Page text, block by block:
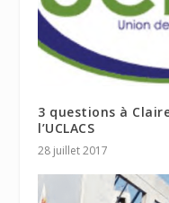
3 questions à
l’UCLACS
28 juillet 2017